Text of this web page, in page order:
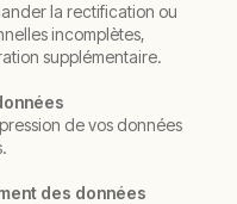
la rectification ou
incomplètes,
supplémentaire.
de vos données
des données